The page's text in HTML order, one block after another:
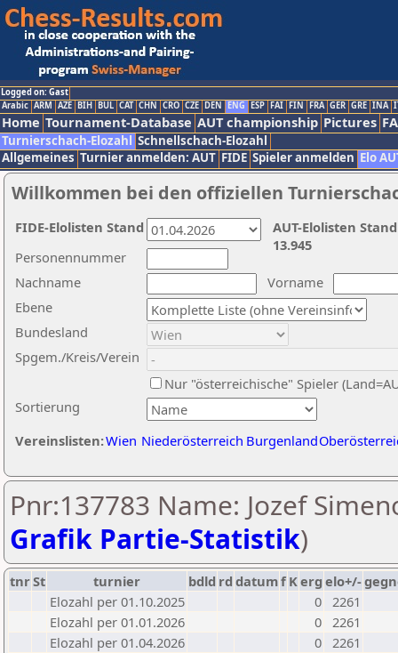
Logged on: Gast
Arabic ARM AZE BIH BUL CAT CHN CRO CZE DEN ENG ESP FAI FIN FRA GER GRE INA
Home Tournament-Database AUT championship Pictures
Turnierschach-Elozahl Schnellschach-Elozahl
Allgemeines Turnier anmelden: AUT FIDE Spieler anmelden Elo
Willkommen bei den offiziellen
Nachname
Vorname
Ebene
Sortierung
Personennummer
Bundesland
Spgem./Kreis/Verein
Nur "österreichische" Spieler
Vereinslisten:Wien Niederösterreich Burgenland
AUT-Elolisten
13.945
FIDE-Elolisten Stand
Pnr:137783 Name: Jozef
Grafik Partie-Statistik)
tnrSt turnier bdld rd datumf Kerg elo+/-
Elozahl per 01.10.2025
0 2261
Elozahl per 01.01.2026
0 2261
Elozahl per 01.04.2026
0 2261